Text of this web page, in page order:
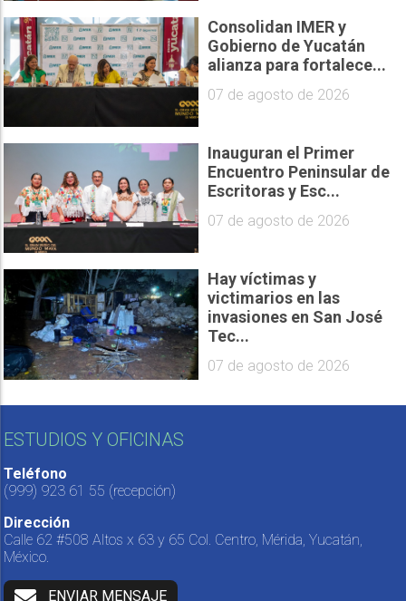
Consolidan IMER y
Gobierno de Yucatán
alianza para fortalece...
07 de agosto de 2026
Inauguran el Primer
Encuentro Peninsular de
Escritoras y Esc...
07 de agosto de 2026
Hay víctimas y
victimarios en las
invasiones en San José
Tec...
07 de agosto de 2026
ESTUDIOS Y OFICINAS
Teléfono
(999) 923 61 55 (recepción)
Dirección
Calle 62 #508 Altos x 63 y 65 Col. Centro, Mérida, Yucatán,
México.
ENVIAR MENSAJE